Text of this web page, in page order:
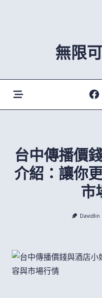
無限
台中傳播價
介紹：讓你
市
Davidlin